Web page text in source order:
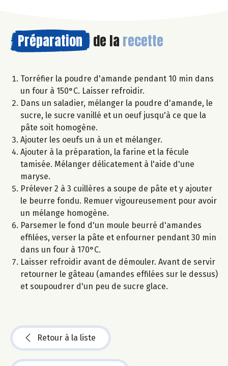
Préparation de la recette
Torréfier la poudre d'amande pendant 10 min dans
un four à 150°C. Laisser refroidir.
Dans un saladier, mélanger la poudre d'amande, le
sucre, le sucre vanillé et un oeuf jusqu'à ce que la
pâte soit homogène.
Ajouter les oeufs un à un et mélanger.
Ajouter à la préparation, la farine et la fécule
tamisée. Mélanger délicatement à l'aide d'une
maryse.
Prélever 2 à 3 cuillères a soupe de pâte et y ajouter
le beurre fondu. Remuer vigoureusement pour avoir
un mélange homogène.
Parsemer le fond d'un moule beurré d'amandes
effilées, verser la pâte et enfourner pendant 30 min
dans un four à 170°C.
Laisser refroidir avant de démouler. Avant de servir
retourner le gâteau (amandes effilées sur le dessus)
et soupoudrer d'un peu de sucre glace.
Retour à la liste